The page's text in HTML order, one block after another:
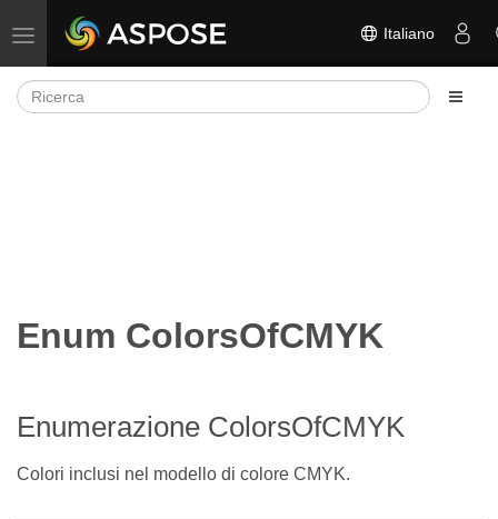
Attiva/disattiva la navigazione Italiano
Enum ColorsOfCMYK
Enumerazione ColorsOfCMYK
Colori inclusi nel modello di colore CMYK.